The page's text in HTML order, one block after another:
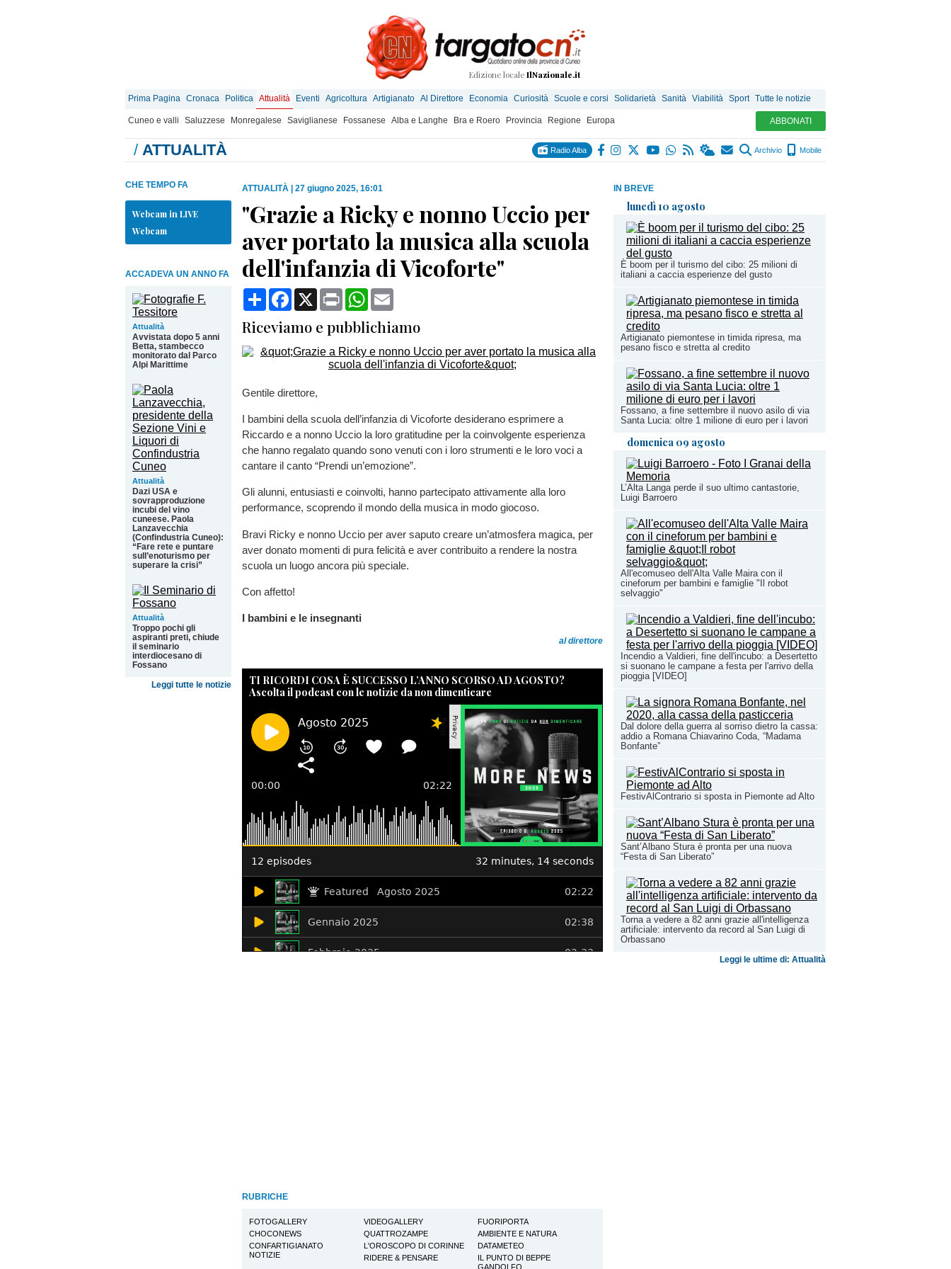
Edizione locale IlNazionale.it
Prima Pagina Cronaca Politica Attualità Eventi Agricoltura Artigianato Al Direttore Economia Curiosità Scuole e corsi Solidarietà Sanità Viabilità Sport Tutte le notizie
Cuneo e valli Saluzzese Monregalese Saviglianese Fossanese Alba e Langhe Bra e Roero Provincia Regione Europa ABBONATI
/ ATTUALITÀ Radio Alba Archivio Mobile
IN BREVE
lunedì 10 agosto
È boom per il turismo del cibo: 25 milioni di
italiani a caccia esperienze del gusto
Artigianato piemontese in timida ripresa, ma
pesano fisco e stretta al credito
Fossano, a fine settembre il nuovo asilo di via
Santa Lucia: oltre 1 milione di euro per i lavori
domenica 09 agosto
L’Alta Langa perde il suo ultimo cantastorie,
Luigi Barroero
All'ecomuseo dell'Alta Valle Maira con il
cineforum per bambini e famiglie "Il robot
selvaggio"
Incendio a Valdieri, fine dell'incubo: a Desertetto
si suonano le campane a festa per l'arrivo della
pioggia [VIDEO]
Dal dolore della guerra al sorriso dietro la cassa:
addio a Romana Chiavarino Coda, “Madama
Bonfante”
FestivAlContrario si sposta in Piemonte ad Alto
Sant’Albano Stura è pronta per una nuova
“Festa di San Liberato”
Torna a vedere a 82 anni grazie all'intelligenza
artificiale: intervento da record al San Luigi di
Orbassano
Leggi le ultime di: Attualità
CHE TEMPO FA
Webcam in LIVE
Webcam
ACCADEVA UN ANNO FA
Attualità
Avvistata dopo 5 anni
Betta, stambecco
monitorato dal Parco
Alpi Marittime
Attualità
Dazi USA e
sovrapproduzione
incubi del vino
cuneese. Paola
Lanzavecchia
(Confindustria Cuneo):
“Fare rete e puntare
sull’enoturismo per
superare la crisi”
Attualità
Troppo pochi gli
aspiranti preti, chiude
il seminario
interdiocesano di
Fossano
Leggi tutte le notizie
ATTUALITÀ 27 giugno 2025, 16:01
"Grazie a Ricky e nonno Uccio per
aver portato la musica alla scuola
dell'infanzia di Vicoforte"
CondividiFacebook
X Print WhatsApp
Riceviamo e pubblichiamo
Gentile direttore,
I bambini della scuola dell’infanzia di Vicoforte desiderano esprimere a
Riccardo e a nonno Uccio la loro gratitudine per la coinvolgente esperienza
che hanno regalato quando sono venuti con i loro strumenti e le loro voci a
cantare il canto “Prendi un’emozione”.
Gli alunni, entusiasti e coinvolti, hanno partecipato attivamente alla loro
performance, scoprendo il mondo della musica in modo giocoso.
Bravi Ricky e nonno Uccio per aver saputo creare un’atmosfera magica, per
aver donato momenti di pura felicità e aver contribuito a rendere la nostra
scuola un luogo ancora più speciale.
Con affetto!
I bambini e le insegnanti
al direttore
TI RICORDI COSA È SUCCESSO L’ANNO SCORSO AD AGOSTO?
Ascolta il podcast con le notizie da non dimenticare
RUBRICHE
FOTOGALLERY VIDEOGALLERY
FUORIPORTA
CHOCONEWS
QUATTROZAMPE
AMBIENTE E NATURA
CONFARTIGIANATO
NOTIZIE
L'OROSCOPO DI CORINNE
DATAMETEO
RIDERE & PENSARE
IL PUNTO DI BEPPE
GANDOLFO